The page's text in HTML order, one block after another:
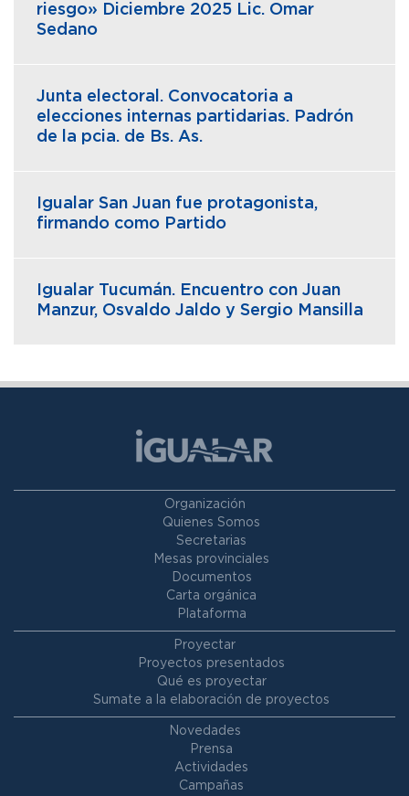
riesgo» Diciembre 2025 Lic. Omar
Sedano
Junta electoral. Convocatoria a
elecciones internas partidarias. Padrón
de la pcia. de Bs. As.
Igualar San Juan fue protagonista,
firmando como Partido
Igualar Tucumán. Encuentro con Juan
Manzur, Osvaldo Jaldo y Sergio Mansilla
Organización
Quienes Somos
Secretarias
Mesas provinciales
Documentos
Carta orgánica
Plataforma
Proyectar
Proyectos presentados
Qué es proyectar
Sumate a la elaboración de proyectos
Novedades
Prensa
Actividades
Campañas